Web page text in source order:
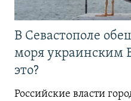
В Севастополе
моря украинским
это?
Российские власти